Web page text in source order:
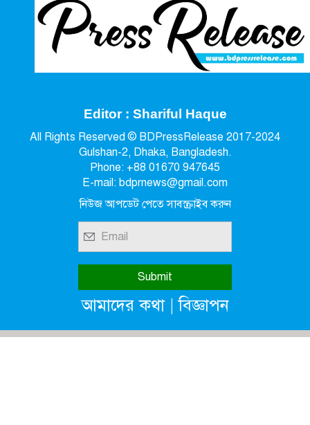
Editor : Shariful Haque
All Rights Reserved © BDPressRelease 2017-2024
Gulshan-2, Dhaka, Bangladesh.
Phone: +88 01670 947645
E-mail: bdprnews@gmail.com
নিউজ আপডেট পেতে সাবস্ক্রাইব করুন
আমাদের কথা|বিজ্ঞাপন